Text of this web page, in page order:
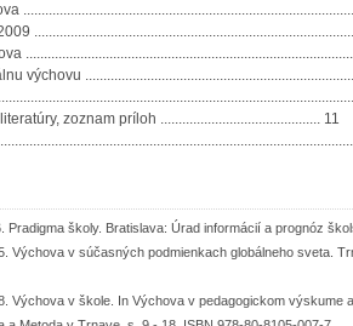
výchovu
zoznam príloh ............................................ 11
Pradigma školy. Bratislava: Úrad informácií a prognóz
Výchova v súčasných podmienkach globálneho sveta.
Výchova v škole. In Výchova v pedagogickom